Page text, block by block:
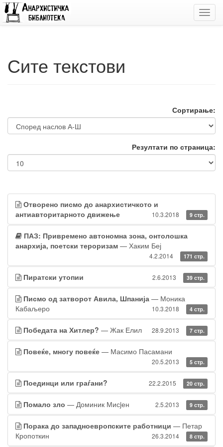
Сите текстови
Сортирање:
Резултати по страница:
Отворено писмо до анархистичкото и
антиавторитарното движење
10.3.2018 9 стр.
ПАЗ: Привремено автономна зона, онтолошка
анархија, поетски тероризам — Хаким Беј
4.2.2014 171 стр.
Пиратски утопии 2.6.2013 39 стр.
Писмо од затворот Авила, Шпанија — Моника
Кабаљеро
10.3.2018 4 стр.
Победата на Хитлер? — Жак Елил 28.9.2013 7 стр.
Повеќе, многу повеќе — Масимо Пасамани
20.5.2013 5 стр.
Поединци или граѓани? 22.2.2015 20 стр.
Помало зло — Доминик Мисjен 2.5.2013 9 стр.
Порака до западноевропските работници — Петар
Кропоткин
26.3.2014 8 стр.